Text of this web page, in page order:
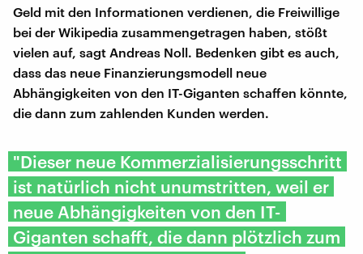
Geld mit den Informationen verdienen, die Freiwillige
bei der Wikipedia zusammengetragen haben, stößt
vielen auf, sagt Andreas Noll. Bedenken gibt es auch,
dass das neue Finanzierungsmodell neue
Abhängigkeiten von den IT-Giganten schaffen könnte,
die dann zum zahlenden Kunden werden.
"Dieser neue Kommerzialisierungsschritt
ist natürlich nicht unumstritten, weil er
neue Abhängigkeiten von den IT-
Giganten schafft, die dann plötzlich zum